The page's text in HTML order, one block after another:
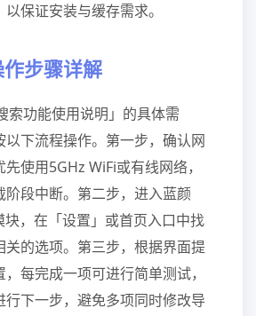
保证安装与缓存需求。
步骤详解
索功能使用说明」的具体需
以下流程操作。第一步，确认网
使用5GHz WiFi或有线网络，
阶段中断。第二步，进入蓝颜
块，在「设置」或首页入口中找
关的选项。第三步，根据界面提
每完成一项可进行简单测试，
行下一步，避免多项同时修改导